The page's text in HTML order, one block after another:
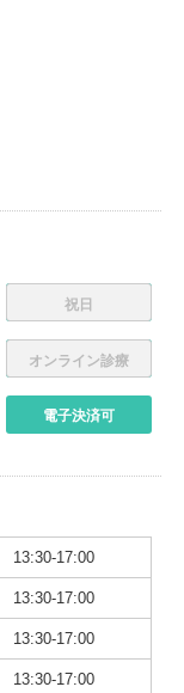
祝日
オンライン診療
電子決済可
13:30-17:00
13:30-17:00
13:30-17:00
13:30-17:00